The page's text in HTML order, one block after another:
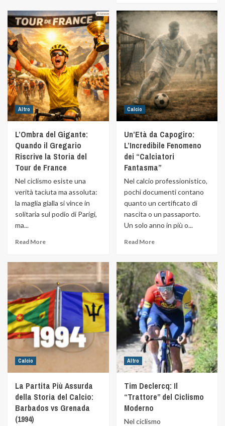
Altro
L’Ombra del Gigante:
Quando il Gregario
Riscrive la Storia del
Tour de France
Nel ciclismo esiste una
verità taciuta ma assoluta:
la maglia gialla si vince in
solitaria sul podio di Parigi,
ma...
Read More
Calcio
Un’Età da Capogiro:
L’Incredibile Fenomeno
dei “Calciatori
Fantasma”
Nel calcio professionistico,
pochi documenti contano
quanto un certificato di
nascita o un passaporto.
Un solo anno in più o...
Read More
Calcio
La Partita Più Assurda
della Storia del Calcio:
Barbados vs Grenada
(1994)
Altro
Tim Declercq: Il
“Trattore” del Ciclismo
Moderno
Nel ciclismo